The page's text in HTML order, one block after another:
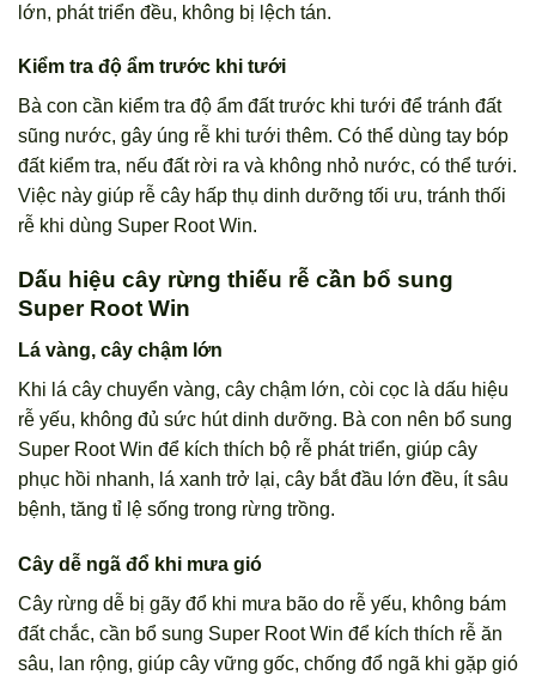
lớn, phát triển đều, không bị lệch tán.
Kiểm tra độ ẩm trước khi tưới
Bà con cần kiểm tra độ ẩm đất trước khi tưới để tránh đất
sũng nước, gây úng rễ khi tưới thêm. Có thể dùng tay bóp
đất kiểm tra, nếu đất rời ra và không nhỏ nước, có thể tưới.
Việc này giúp rễ cây hấp thụ dinh dưỡng tối ưu, tránh thối
rễ khi dùng Super Root Win.
Dấu hiệu cây rừng thiếu rễ cần bổ sung
Super Root Win
Lá vàng, cây chậm lớn
Khi lá cây chuyển vàng, cây chậm lớn, còi cọc là dấu hiệu
rễ yếu, không đủ sức hút dinh dưỡng. Bà con nên bổ sung
Super Root Win để kích thích bộ rễ phát triển, giúp cây
phục hồi nhanh, lá xanh trở lại, cây bắt đầu lớn đều, ít sâu
bệnh, tăng tỉ lệ sống trong rừng trồng.
Cây dễ ngã đổ khi mưa gió
Cây rừng dễ bị gãy đổ khi mưa bão do rễ yếu, không bám
đất chắc, cần bổ sung Super Root Win để kích thích rễ ăn
sâu, lan rộng, giúp cây vững gốc, chống đổ ngã khi gặp gió